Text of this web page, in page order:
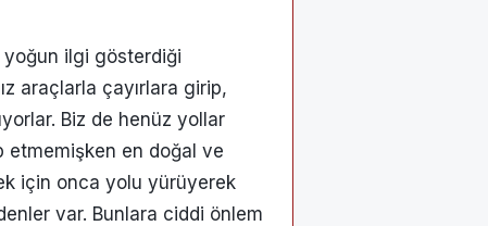
yoğun ilgi gösterdiği
araçlarla çayırlara girip,
Biz de henüz yollar
etmemişken en doğal ve
için onca yolu yürüyerek
var. Bunlara ciddi önlem